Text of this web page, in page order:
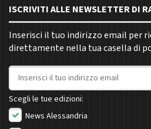
ISCRIVITI ALLE NEWSLETTER DI
Inserisci il tuo indirizzo email per
direttamente nella tua casella di
Indirizzo email
Scegli le tue edizioni:
News Alessandria